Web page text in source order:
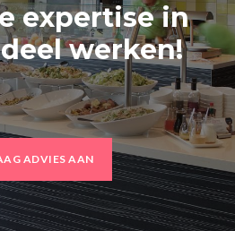
expertise in
werken!
ADVIES AAN